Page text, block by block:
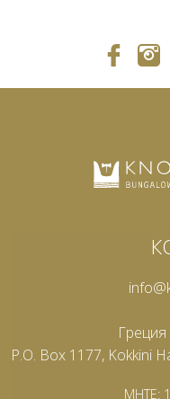
P.O. Box 1177, Kokkini
MHTE: